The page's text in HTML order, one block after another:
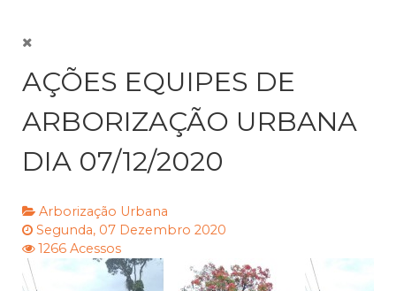
AÇÕES EQUIPES DE
ARBORIZAÇÃO URBANA
DIA 07/12/2020
Arborização Urbana
Segunda, 07 Dezembro 2020
1266 Acessos